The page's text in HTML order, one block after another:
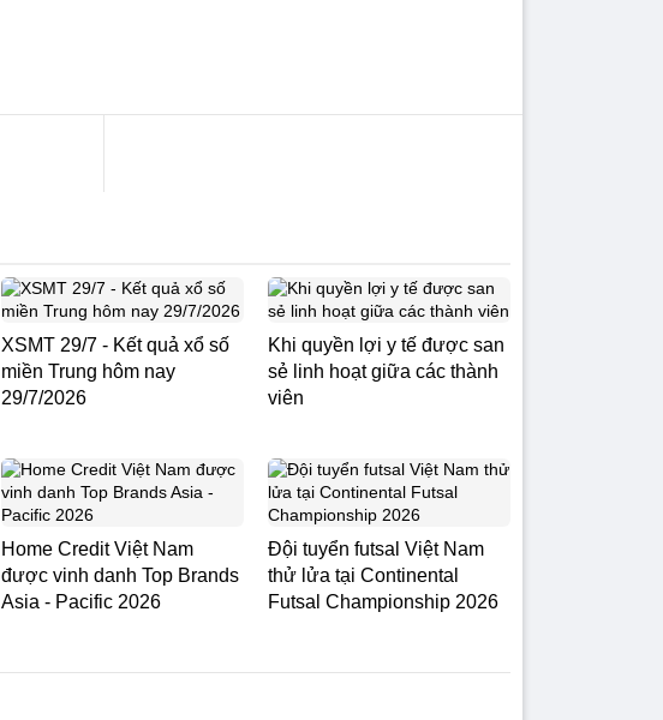
XSMT 29/7 - Kết quả xổ số
miền Trung hôm nay
29/7/2026
Khi quyền lợi y tế được san
sẻ linh hoạt giữa các thành
viên
Home Credit Việt Nam
được vinh danh Top Brands
Asia - Pacific 2026
Đội tuyển futsal Việt Nam
thử lửa tại Continental
Futsal Championship 2026